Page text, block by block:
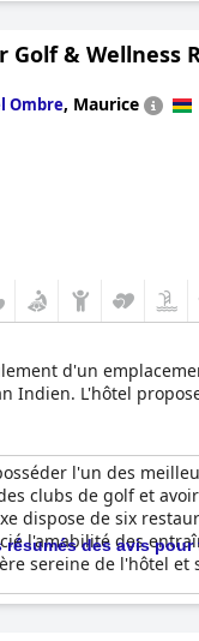
Golf & Wellness
Ombre, Maurice
d'un
Indien. L'hôtel
l'un des
clubs de golf et
dispose de six
l'amabilité des
sereine de l'hôtel
résumés des avis